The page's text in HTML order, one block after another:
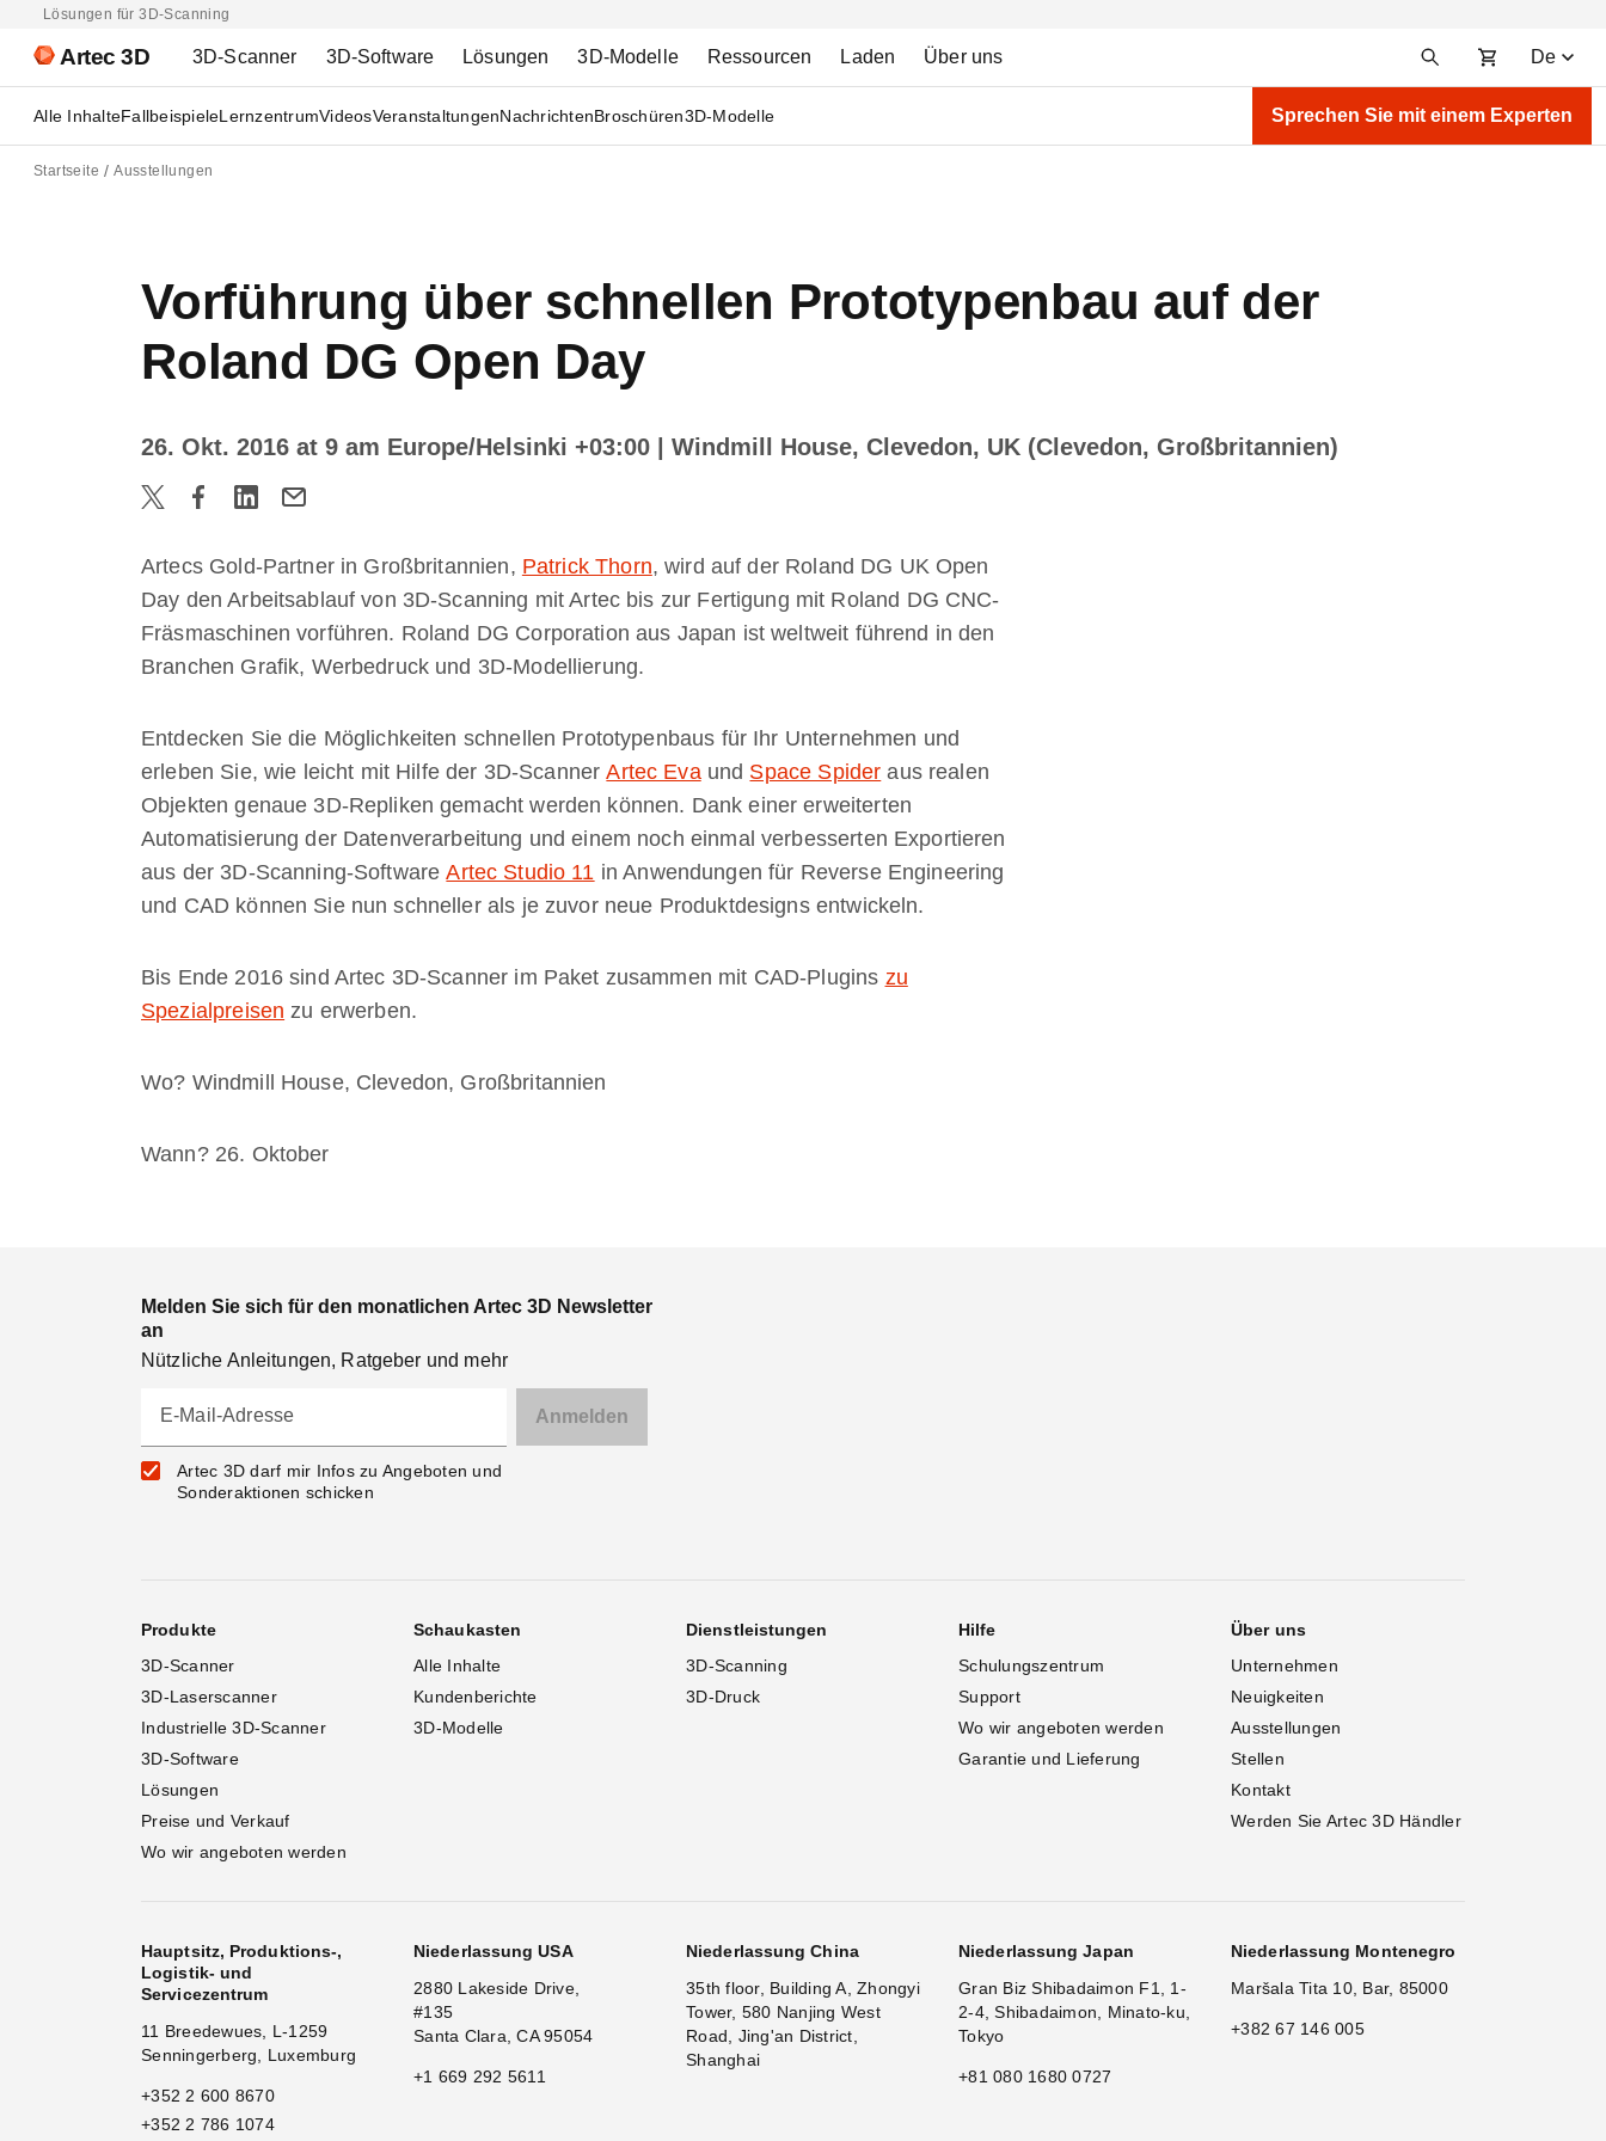
Lösungen für 3D-Scanning
Artec 3D 3D-Scanner 3D-Software Lösungen 3D-Modelle Ressourcen Laden Über uns De
Alle InhalteFallbeispieleLernzentrumVideosVeranstaltungenNachrichtenBroschüren3D-Modelle Sprechen Sie mit einem Experten
Startseite Ausstellungen
Vorführung über schnellen Prototypenbau auf der
Roland DG Open Day
26. Okt. 2016 at 9 am Europe/Helsinki +03:00 | Windmill House, Clevedon, UK (Clevedon, Großbritannien)
Artecs Gold-Partner in Großbritannien, Patrick Thorn, wird auf der Roland DG UK Open
Day den Arbeitsablauf von 3D-Scanning mit Artec bis zur Fertigung mit Roland DG CNC-
Fräsmaschinen vorführen. Roland DG Corporation aus Japan ist weltweit führend in den
Branchen Grafik, Werbedruck und 3D-Modellierung.
Entdecken Sie die Möglichkeiten schnellen Prototypenbaus für Ihr Unternehmen und
erleben Sie, wie leicht mit Hilfe der 3D-ScannerArtec Evaund Space Spider aus realen
Objekten genaue 3D-Repliken gemacht werden können. Dank einer erweiterten
Automatisierung der Datenverarbeitung und einem noch einmal verbesserten Exportieren
aus der 3D-Scanning-SoftwareArtec Studio 11 in Anwendungen für Reverse Engineering
und CAD können Sie nun schneller als je zuvor neue Produktdesigns entwickeln.
Bis Ende 2016 sind Artec 3D-Scanner im Paket zusammen mit CAD-Plugins zu
Spezialpreisen zu erwerben.
Wo? Windmill House, Clevedon, Großbritannien
Wann? 26. Oktober
Melden Sie sich für den monatlichen Artec 3D Newsletter
an
Nützliche Anleitungen, Ratgeber und mehr
E-Mail-Adresse
Artec 3D darf mir Infos zu Angeboten und
Sonderaktionen schicken
Produkte
3D-Scanner
3D-Laserscanner
Industrielle 3D-Scanner
3D-Software
Lösungen
Preise und Verkauf
Wo wir angeboten werden
Schaukasten
Alle Inhalte
Kundenberichte
3D-Modelle
Dienstleistungen
3D-Scanning
3D-Druck
Hilfe
Schulungszentrum
Support
Wo wir angeboten werden
Garantie und Lieferung
Über uns
Unternehmen
Neuigkeiten
Ausstellungen
Stellen
Kontakt
Werden Sie Artec 3D Händler
Hauptsitz, Produktions-,
Logistik- und
Servicezentrum
11 Breedewues, L-1259
Senningerberg, Luxemburg
+352 2 600 8670
+352 2 786 1074
Niederlassung USA
2880 Lakeside Drive,
#135
Santa Clara, CA 95054
+1 669 292 5611
Niederlassung China
35th floor, Building A, Zhongyi
Tower, 580 Nanjing West
Road, Jing'an District,
Shanghai
Niederlassung Japan
Gran Biz Shibadaimon F1, 1-
2-4, Shibadaimon, Minato-ku,
Tokyo
+81 080 1680 0727
Niederlassung Montenegro
Maršala Tita 10, Bar, 85000
+382 67 146 005